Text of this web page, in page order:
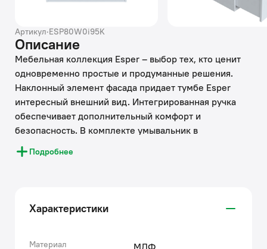
Артикул·ESP80W0i95K
Описание
Мебельная коллекция Esper – выбор тех, кто ценит
одновременно простые и продуманные решения.
Наклонный элемент фасада придает тумбе Esper
интересный внешний вид. Интегрированная ручка
обеспечивает дополнительный комфорт и
безопасность. В комплекте умывальник в
современном дизайне (арт. 4508000i28) и
подходящий к нему сифон с сеточкой. Большая чаша
• Профессиональная фурнитура мебели IDDIS®
рассчитана на 30 тысяч открываний, что составляет
закрывается плавно и бесшумно благодаря системе
Подробнее
Характеристики
Материал МДФ